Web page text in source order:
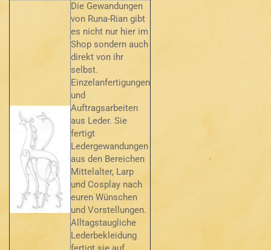
Die Gewandungen
von Runa-Rian gibt
es nicht nur hier im
Shop sondern auch
direkt von ihr
selbst.
Einzelanfertigungen
und
Auftragsarbeiten
aus Leder. Sie
fertigt
Ledergewandungen
aus den Bereichen
Mittelalter, Larp
und Cosplay nach
euren Wünschen
und Vorstellungen.
Alltagstaugliche
Lederbekleidung